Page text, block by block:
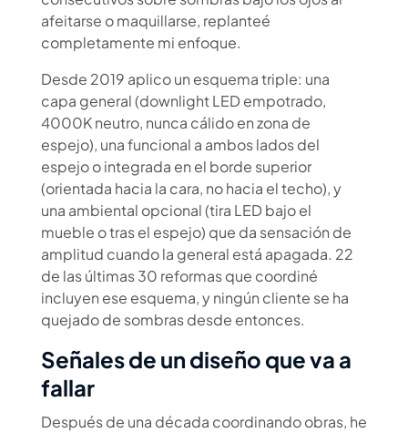
afeitarse o maquillarse, replanteé
completamente mi enfoque.
Desde 2019 aplico un esquema triple: una
capa general (downlight LED empotrado,
4000K neutro, nunca cálido en zona de
espejo), una funcional a ambos lados del
espejo o integrada en el borde superior
(orientada hacia la cara, no hacia el techo), y
una ambiental opcional (tira LED bajo el
mueble o tras el espejo) que da sensación de
amplitud cuando la general está apagada. 22
de las últimas 30 reformas que coordiné
incluyen ese esquema, y ningún cliente se ha
quejado de sombras desde entonces.
Señales de un diseño que va a
fallar
Después de una década coordinando obras, he